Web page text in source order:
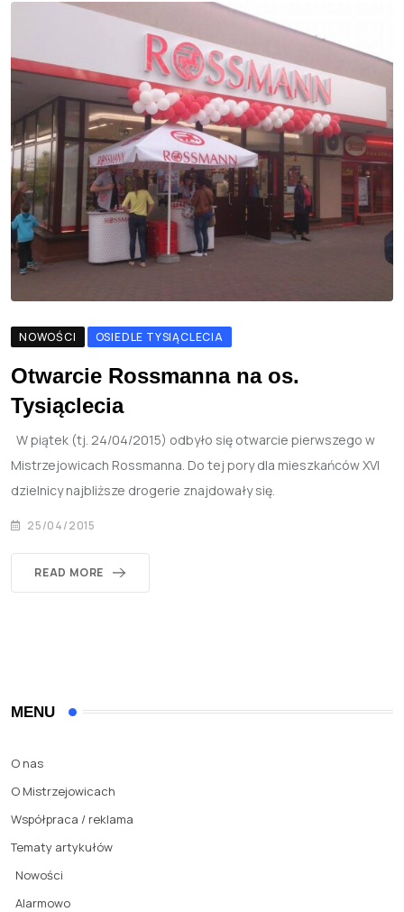
NOWOŚCI OSIEDLE TYSIĄCLECIA
Otwarcie Rossmanna na os.
Tysiąclecia
W piątek (tj. 24/04/2015) odbyło się otwarcie pierwszego w
Mistrzejowicach Rossmanna. Do tej pory dla mieszkańców XVI
dzielnicy najbliższe drogerie znajdowały się.
25/04/2015
READ MORE
MENU
O nas
O Mistrzejowicach
Współpraca / reklama
Tematy artykułów
Nowości
Alarmowo